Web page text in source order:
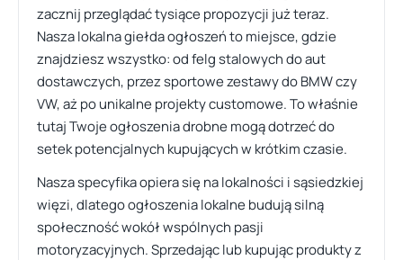
zacznij przeglądać tysiące propozycji już teraz.
Nasza lokalna giełda ogłoszeń to miejsce, gdzie
znajdziesz wszystko: od felg stalowych do aut
dostawczych, przez sportowe zestawy do BMW czy
VW, aż po unikalne projekty customowe. To właśnie
tutaj Twoje ogłoszenia drobne mogą dotrzeć do
setek potencjalnych kupujących w krótkim czasie.
Nasza specyfika opiera się na lokalności i sąsiedzkiej
więzi, dlatego ogłoszenia lokalne budują silną
społeczność wokół wspólnych pasji
motoryzacyjnych. Sprzedając lub kupując produkty z